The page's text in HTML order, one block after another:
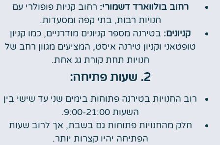
רחוב בולווארד דשמורי: רחוב קניות פופולרי עם
חנויות רבות, בתי קפה ומסעדות.
קניונים: בטירנה מספר קניונים מודרניים, כמו קניון
טופטאני וקניון טירנה איסט, המציעים מגוון רחב של
חנויות תחת קורת גג אחת.
2. שעות פתיחה:
רוב החנויות בטירנה פתוחות בימים שני עד שישי בין
השעות 9:00-21:00.
חלק מהחנויות פתוחות גם בשבת, אך לרוב שעות
הפתיחה יהיו קצרות יותר.